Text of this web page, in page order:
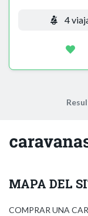
4
MAPA DEL
COMPRAR UNA